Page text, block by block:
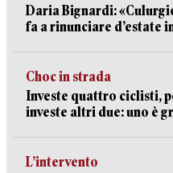
Daria Bignardi:
fa a rinunciare d’estate
Choc in strada
Investe quattro ciclisti,
investe altri due: uno è
L’intervento